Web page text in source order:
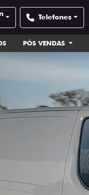
Telefones
PÓS VENDAS